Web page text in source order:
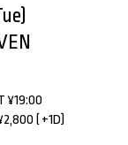
¥19:00
( +1D)